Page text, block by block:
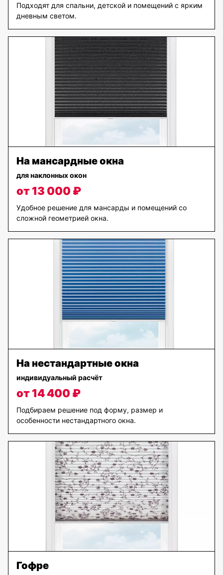
Подходят для спальни, детской и помещений с ярким
дневным светом.
На мансардные окна
для наклонных окон
от 13 000 ₽
Удобное решение для мансарды и помещений со
сложной геометрией окна.
На нестандартные окна
индивидуальный расчёт
от 14 400 ₽
Подбираем решение под форму, размер и
особенности нестандартного окна.
Гофре